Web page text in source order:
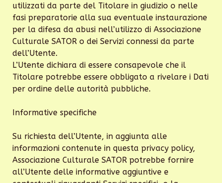
utilizzati da parte del Titolare in giudizio o nelle
fasi preparatorie alla sua eventuale instaurazione
per la difesa da abusi nell’utilizzo di Associazione
Culturale SATOR o dei Servizi connessi da parte
dell’Utente.
L’Utente dichiara di essere consapevole che il
Titolare potrebbe essere obbligato a rivelare i Dati
per ordine delle autorità pubbliche.
Informative specifiche
Su richiesta dell’Utente, in aggiunta alle
informazioni contenute in questa privacy policy,
Associazione Culturale SATOR potrebbe fornire
all’Utente delle informative aggiuntive e